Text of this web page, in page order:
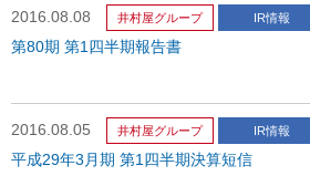
2016.08.08 井村屋グループ IR情報
第80期 第1四半期報告書
2016.08.05 井村屋グループ IR情報
平成29年3月期 第1四半期決算短信